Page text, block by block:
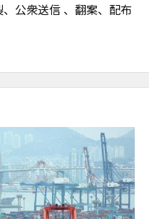
公衆送信 、翻案、配布